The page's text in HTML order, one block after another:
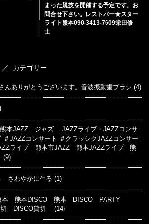
まった競技を開催する予定です。お
問合せ下さい。レストバー★スター
ライト熊本090-3413-7609栄田修
士
／ カテゴリー
ありがとうございます。音波振動歯ブラシ (4)
本JAZZ ジャズ JAZZライブ・JAZZコンサ
＃JAZZコンサート ＃クラッシクJAZZコンサー
ライブ 熊本市JAZZ 熊本JAZZライブ 熊
(9)
さわやかに生る (1)
本 熊本DISCO 熊本 DISCO PARTY
切 DISCO貸切 (14)